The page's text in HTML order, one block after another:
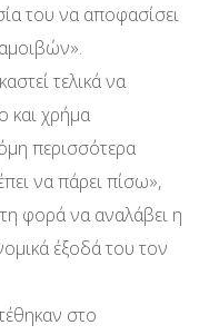
του να αποφασίσει
τελικά να
και χρήμα
περισσότερα
να πάρει πίσω»,
φορά να αναλάβει η
έξοδά του τον
στο